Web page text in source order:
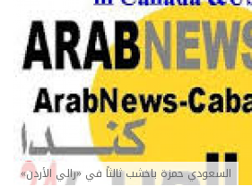
السعودي حمزة باخشب ثالثاً في «رالي الأردن»